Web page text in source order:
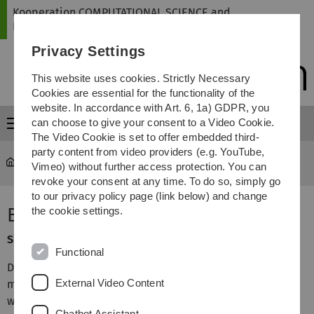
Skip
Skip
Skip
Skip
Kooperation COMPUTATIONAL SCIENCE and
ENGINEERING
Menu
mawi-cse ... Berufspraktikum
Berufspraktikum
Sie studieren nach der FSPO CSE 2019:
Der Studienplan von CSE sieht ein mindestens 3-
monatiges Berufspraktikum vor, das mit 15 LP honoriert
wird. Es kann um drei oder sechs Monate verlängert
Privacy Settings
This website uses cookies. Strictly Necessary
Cookies are essential for the functionality of the
website. In accordance with Art. 6, 1a) GDPR, you
can choose to give your consent to a Video Cookie.
The Video Cookie is set to offer embedded third-
party content from video providers (e.g. YouTube,
Vimeo) without further access protection. You can
revoke your consent at any time. To do so, simply go
to our privacy policy page (link below) and change
the cookie settings.
Functional
External Video Content